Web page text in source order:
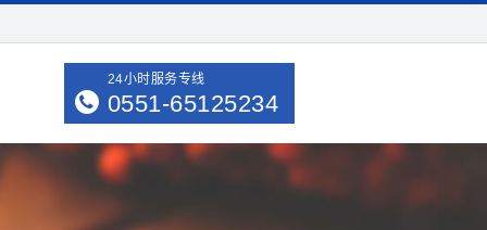
24小时服务专线
0551-65125234